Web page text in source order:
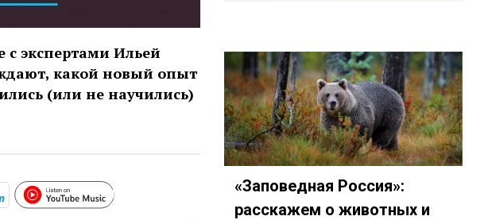
с экспертами Ильей
какой новый опыт
(или не научились)
вопрос/id1353498144?mt=2&amp…
7098684channel/3274380?country=ru
https://t.me/mavestreambot/app?startapp=rkp-roditelskij-vopr
https://www.youtube.com/playlist?list=PL9be-_-
«Заповедная Россия»:
расскажем о животных и